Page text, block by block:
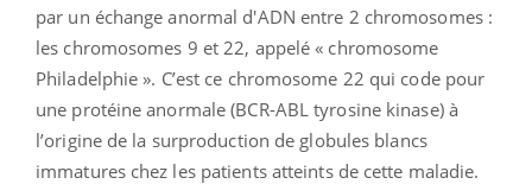
par un échange anormal d'ADN entre 2 chromosomes :
les chromosomes 9 et 22, appelé « chromosome
Philadelphie ». C’est ce chromosome 22 qui code pour
une protéine anormale (BCR-ABL tyrosine kinase) à
l’origine de la surproduction de globules blancs
immatures chez les patients atteints de cette maladie.